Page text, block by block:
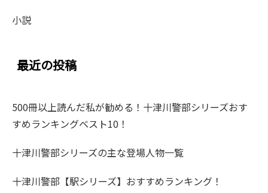
小説
最近の投稿
500冊以上読んだ私が勧める！十津川警部シリーズおす
すめランキングベスト10！
十津川警部シリーズの主な登場人物一覧
十津川警部【駅シリーズ】おすすめランキング！